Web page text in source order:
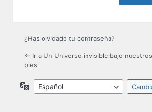
¿Has olvidado tu contraseña?
← Ir a Un Universo invisible bajo nuestros
pies
Idioma